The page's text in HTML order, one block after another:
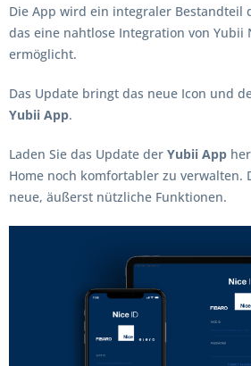
Die App wird ein integraler Bestandteil
das eine nahtlose Integration von Yubii
ermöglicht.
Das Update bringt das neue Icon und
Yubii App.
Laden Sie das Update der Yubii App
Home noch komfortabler zu verwalten.
neue, äußerst nützliche Funktionen.